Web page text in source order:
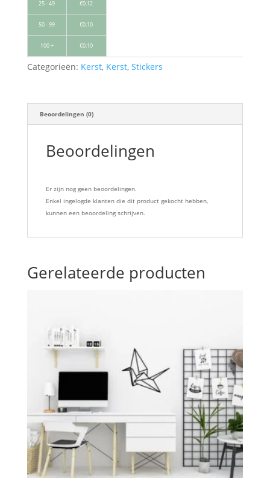
25 - 49 €0.12
50 - 99 €0.10
100 + €0.10
Categorieën: Kerst, Kerst, Stickers
Beoordelingen (0)
Beoordelingen
Er zijn nog geen beoordelingen.
Enkel ingelogde klanten die dit product gekocht hebben,
kunnen een beoordeling schrijven.
Gerelateerde producten